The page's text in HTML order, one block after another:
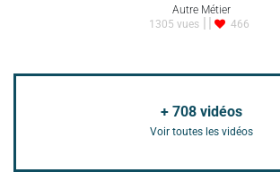
Autre Métier
1305 vues
466
+ 708vidéos
Voir toutes les vidéos